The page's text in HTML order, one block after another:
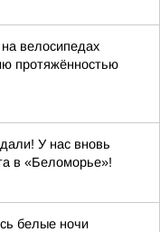
велосипедах
протяжённостью
У нас вновь
в «Беломорье»!
белые ночи